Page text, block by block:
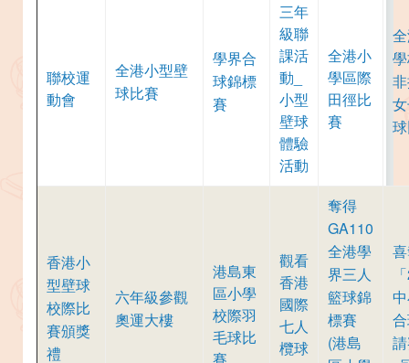
聯校運
動會
全港小型壁
球比賽
學界合
球錦標
賽
三年
級聯
課活
動_
小型
壁球
體驗
活動
全港小
學區際
田徑比
賽
香港小
型壁球
校際比
賽頒獎
禮
六年級參觀
奧運大樓
港島東
區小學
校際羽
毛球比
觀看
香港
國際
七人
欖球
奪得
GA110
全港學
界三人
籃球錦
標賽
(港島